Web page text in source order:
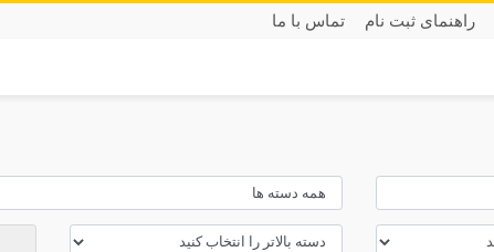
راهنمای ثبت نام تماس با ما